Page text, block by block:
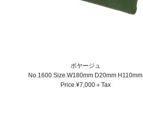
ボヤージュ
No.1600 Size.W180mm D20mm H110mm
Price.¥7,000＋Tax